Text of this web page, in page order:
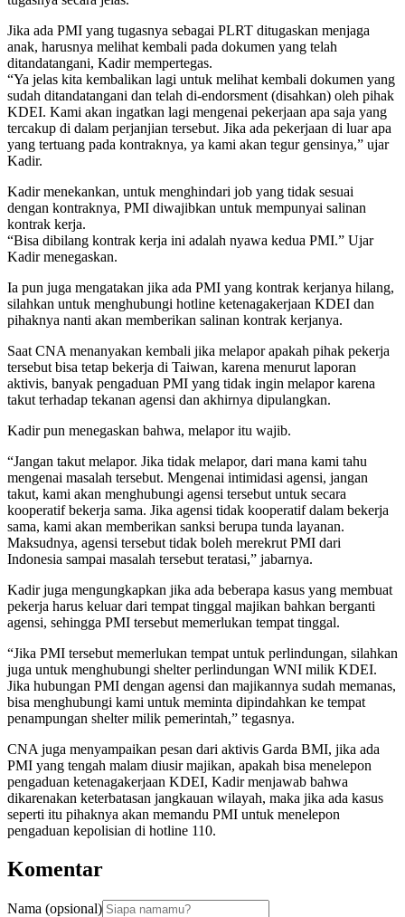
Jika ada PMI yang tugasnya sebagai PLRT ditugaskan menjaga
anak, harusnya melihat kembali pada dokumen yang telah
ditandatangani, Kadir mempertegas.
“Ya jelas kita kembalikan lagi untuk melihat kembali dokumen yang
sudah ditandatangani dan telah di-endorsment (disahkan) oleh pihak
KDEI. Kami akan ingatkan lagi mengenai pekerjaan apa saja yang
tercakup di dalam perjanjian tersebut. Jika ada pekerjaan di luar apa
yang tertuang pada kontraknya, ya kami akan tegur gensinya,” ujar
Kadir.
Kadir menekankan, untuk menghindari job yang tidak sesuai
dengan kontraknya, PMI diwajibkan untuk mempunyai salinan
kontrak kerja.
“Bisa dibilang kontrak kerja ini adalah nyawa kedua PMI.” Ujar
Kadir menegaskan.
Ia pun juga mengatakan jika ada PMI yang kontrak kerjanya hilang,
silahkan untuk menghubungi hotline ketenagakerjaan KDEI dan
pihaknya nanti akan memberikan salinan kontrak kerjanya.
Saat CNA menanyakan kembali jika melapor apakah pihak pekerja
tersebut bisa tetap bekerja di Taiwan, karena menurut laporan
aktivis, banyak pengaduan PMI yang tidak ingin melapor karena
takut terhadap tekanan agensi dan akhirnya dipulangkan.
Kadir pun menegaskan bahwa, melapor itu wajib.
“Jangan takut melapor. Jika tidak melapor, dari mana kami tahu
mengenai masalah tersebut. Mengenai intimidasi agensi, jangan
takut, kami akan menghubungi agensi tersebut untuk secara
kooperatif bekerja sama. Jika agensi tidak kooperatif dalam bekerja
sama, kami akan memberikan sanksi berupa tunda layanan.
Maksudnya, agensi tersebut tidak boleh merekrut PMI dari
Indonesia sampai masalah tersebut teratasi,” jabarnya.
Kadir juga mengungkapkan jika ada beberapa kasus yang membuat
pekerja harus keluar dari tempat tinggal majikan bahkan berganti
agensi, sehingga PMI tersebut memerlukan tempat tinggal.
“Jika PMI tersebut memerlukan tempat untuk perlindungan, silahkan
juga untuk menghubungi shelter perlindungan WNI milik KDEI.
Jika hubungan PMI dengan agensi dan majikannya sudah memanas,
bisa menghubungi kami untuk meminta dipindahkan ke tempat
penampungan shelter milik pemerintah,” tegasnya.
CNA juga menyampaikan pesan dari aktivis Garda BMI, jika ada
PMI yang tengah malam diusir majikan, apakah bisa menelepon
pengaduan ketenagakerjaan KDEI, Kadir menjawab bahwa
dikarenakan keterbatasan jangkauan wilayah, maka jika ada kasus
seperti itu pihaknya akan memandu PMI untuk menelepon
pengaduan kepolisian di hotline 110.
Komentar
Nama (opsional)